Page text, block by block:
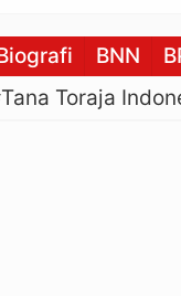
BNN
Toraja